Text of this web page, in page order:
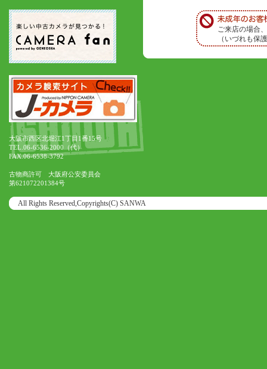
ご来店の場合
（いづれも保
大阪市西区北堀江1丁目1番15号
TEL.06-6536-2000（代）
FAX.06-6538-3792
古物商許可 大阪府公安委員会
第621072201384号
All Rights Reserved,Copyrights(C) SANWA